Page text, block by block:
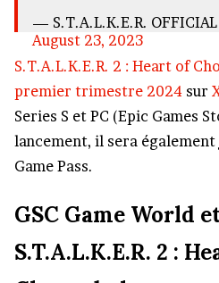
— S.T.A.L.K.E.R.
August 23, 2023
S.T.A.L.K.E.R. 2 : Heart of
premier trimestre 2024 sur
Series S et PC (Epic Games
lancement, il sera également
Game Pass.
GSC Game World
S.T.A.L.K.E.R. 2 :